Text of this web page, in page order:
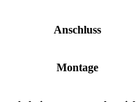
Anschluss
Montage